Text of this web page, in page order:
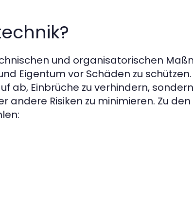
und organisatorischen
Eigentum vor Schäden zu
ab, Einbrüche zu verhindern,
andere Risiken zu minimieren. Zu